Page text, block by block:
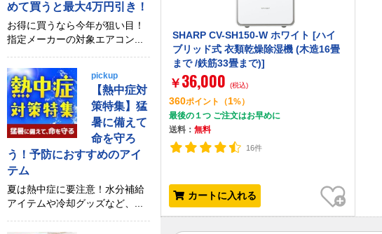
SHARP CV-SH150-W ホワイト [ハイ
ブリッド式 衣類乾燥除湿機 (木造16畳
まで /鉄筋33畳まで)]
￥ 36,000 (税込)
360ポイント （1%）
最後の１つ ご注文はお早めに
送料：無料
16件
カートに入れる
お気に入り
めて買うと最大4万円引き！
お得に買うなら今年が狙い目！
指定メーカーの対象エアコン...
pickup
【熱中症対
策特集】猛
暑に備えて
命を守ろ
う！予防におすすめのアイ
テム
夏は熱中症に要注意！水分補給
アイテムや冷却グッズなど、...